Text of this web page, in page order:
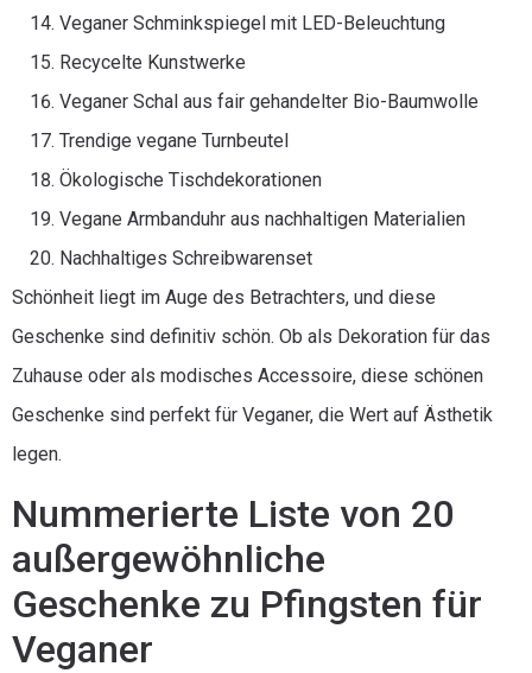
Veganer Schminkspiegel mit LED-Beleuchtung
Recycelte Kunstwerke
Veganer Schal aus fair gehandelter Bio-Baumwolle
Trendige vegane Turnbeutel
Ökologische Tischdekorationen
Vegane Armbanduhr aus nachhaltigen Materialien
Nachhaltiges Schreibwarenset
Schönheit liegt im Auge des Betrachters, und diese
Geschenke sind definitiv schön. Ob als Dekoration für das
Zuhause oder als modisches Accessoire, diese schönen
Geschenke sind perfekt für Veganer, die Wert auf Ästhetik
legen.
Nummerierte Liste von 20
außergewöhnliche
Geschenke zu Pfingsten für
Veganer